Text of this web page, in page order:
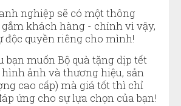
nghiệp sẽ có một thông
khách hàng - chính vì vậy,
độc quyền riêng cho mình!
muốn Bộ quà tặng dịp tết
hình ảnh và thương hiệu, sản
cao cấp) mà giá tốt thì chỉ
ứng cho sự lựa chọn của bạn!